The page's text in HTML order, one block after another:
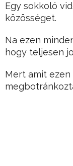
Egy sokkoló
közösséget.
Na ezen
hogy teljesen
Mert amit